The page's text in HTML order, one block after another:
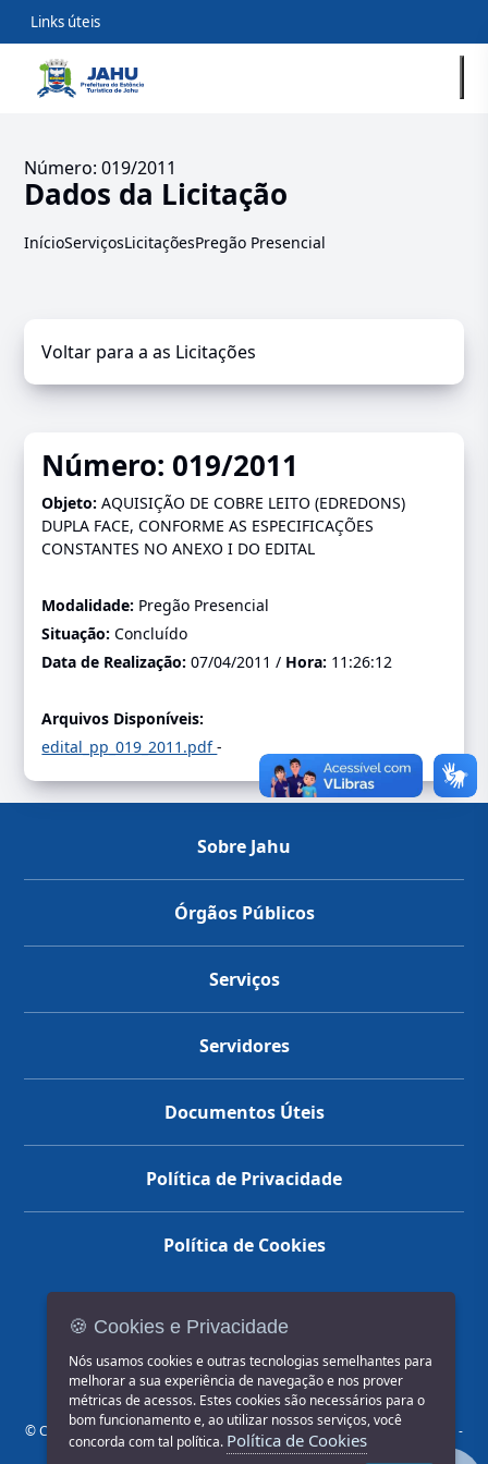
Links úteis
Número: 019/2011
Dados da Licitação
InícioServiçosLicitaçõesPregão Presencial
Voltar para a as Licitações
Número: 019/2011
Objeto:AQUISIÇÃO DE COBRE LEITO (EDREDONS)
DUPLA FACE, CONFORME AS ESPECIFICAÇÕES
CONSTANTES NO ANEXO I DO EDITAL
Modalidade: Pregão Presencial
Situação:Concluído
Data de Realização:07/04/2011 / Hora: 11:26:12
Arquivos Disponíveis:
edital_pp_019_2011.pdf-
Sobre Jahu
Órgãos Públicos
Serviços
Servidores
Documentos Úteis
Política de Privacidade
Política de Cookies
© COPYRIGHT 2026, Prefeitura Municipal de Jahu | Rua Paissandu, 444 -
Centro CEP: 17201-900
🍪 Cookies e Privacidade
Nós usamos cookies e outras tecnologias semelhantes para
melhorar a sua experiência de navegação e nos prover
métricas de acessos. Estes cookies são necessários para o
bom funcionamento e, ao utilizar nossos serviços, você
concorda com tal política. Política de Cookies